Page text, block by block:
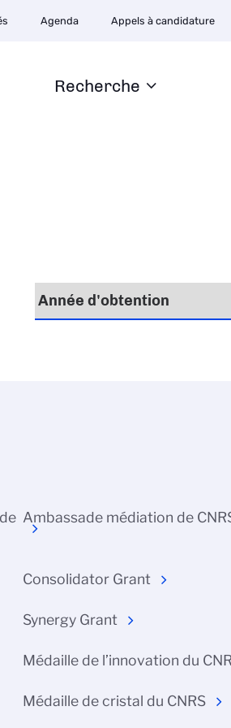
Recherche
Agenda Appels à candidature
Ambassade médiation de
Consolidator Grant
Synergy Grant
Médaille de l’innovation du
Médaille de cristal du CNRS